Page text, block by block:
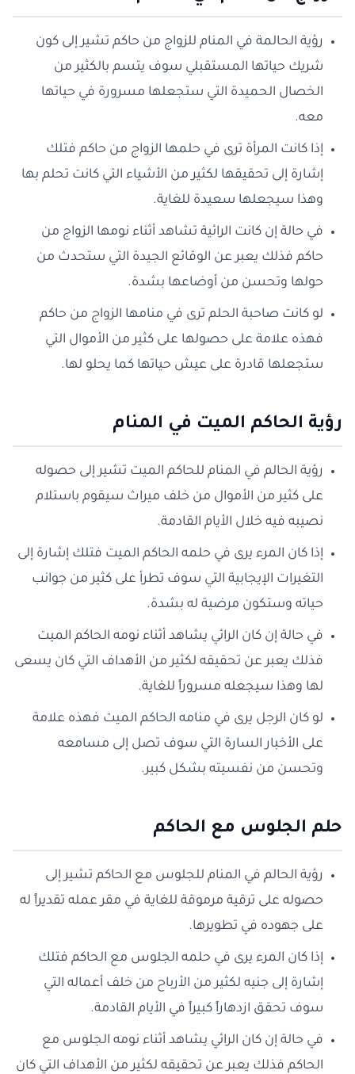
رؤية الحالمة في المنام للزواج من حاكم تشير إلى كون
شريك حياتها المستقبلي سوف يتسم بالكثير من
الخصال الحميدة التي ستجعلها مسرورة في حياتها
معه.
إذا كانت المرأة ترى في حلمها الزواج من حاكم فتلك
إشارة إلى تحقيقها لكثير من الأشياء التي كانت تحلم بها
وهذا سيجعلها سعيدة للغاية.
في حالة إن كانت الرائية تشاهد أثناء نومها الزواج من
حاكم فذلك يعبر عن الوقائع الجيدة التي ستحدث من
حولها وتحسن من أوضاعها بشدة.
لو كانت صاحبة الحلم ترى في منامها الزواج من حاكم
فهذه علامة على حصولها على كثير من الأموال التي
ستجعلها قادرة على عيش حياتها كما يحلو لها.
رؤية الحاكم الميت في المنام
رؤية الحالم في المنام للحاكم الميت تشير إلى حصوله
على كثير من الأموال من خلف ميراث سيقوم باستلام
نصيبه فيه خلال الأيام القادمة.
إذا كان المرء يرى في حلمه الحاكم الميت فتلك إشارة إلى
التغيرات الإيجابية التي سوف تطرأ على كثير من جوانب
حياته وستكون مرضية له بشدة.
في حالة إن كان الرائي يشاهد أثناء نومه الحاكم الميت
فذلك يعبر عن تحقيقه لكثير من الأهداف التي كان يسعى
لها وهذا سيجعله مسروراً للغاية.
لو كان الرجل يرى في منامه الحاكم الميت فهذه علامة
على الأخبار السارة التي سوف تصل إلى مسامعه
وتحسن من نفسيته بشكل كبير.
حلم الجلوس مع الحاكم
رؤية الحالم في المنام للجلوس مع الحاكم تشير إلى
حصوله على ترقية مرموقة للغاية في مقر عمله تقديراً له
على جهوده في تطويرها.
إذا كان المرء يرى في حلمه الجلوس مع الحاكم فتلك
إشارة إلى جنيه لكثير من الأرباح من خلف أعماله التي
سوف تحقق ازدهاراً كبيراً في الأيام القادمة.
في حالة إن كان الرائي يشاهد أثناء نومه الجلوس مع
الحاكم فذلك يعبر عن تحقيقه لكثير من الأهداف التي كان